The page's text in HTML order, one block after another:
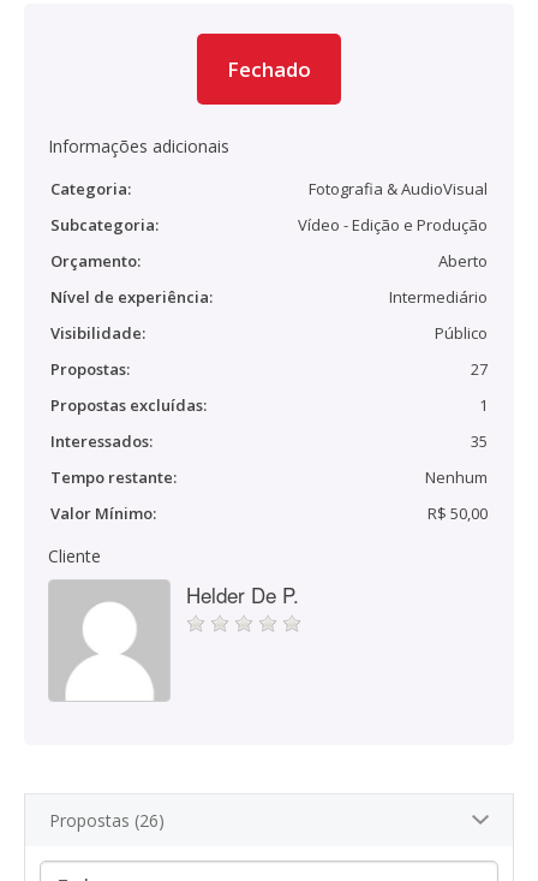
Fechado
Informações adicionais
Categoria:
Fotografia & AudioVisual
Subcategoria:
Vídeo - Edição e Produção
Orçamento:
Aberto
Nível de experiência:
Intermediário
Visibilidade:
Público
Propostas:
27
Propostas excluídas:
1
Interessados:
35
Tempo restante:
Nenhum
Valor Mínimo:
R$ 50,00
Cliente
Helder De P.
Propostas (26)